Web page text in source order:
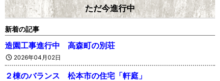
ただ今進行中
新着の記事
造園工事進行中 高森町の別荘
2026年04月02日
２棟のバランス 松本市の住宅「軒庭」